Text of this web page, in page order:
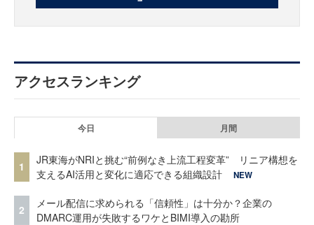
アクセスランキング
今日 月間
1
JR東海がNRIと挑む“前例なき上流工程変革” リニア構想を
支えるAI活用と変化に適応できる組織設計
NEW
2
メール配信に求められる「信頼性」は十分か？企業の
DMARC運用が失敗するワケとBIMI導入の勘所